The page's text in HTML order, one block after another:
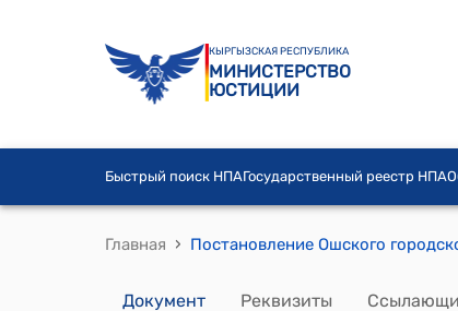
КЫРГЫЗСКАЯ РЕСПУБЛИКА
МИНИСТЕРСТВО
ЮСТИЦИИ
Быстрый поиск НПАГосударственный реестр НПА
Главная ›
Документ Реквизиты